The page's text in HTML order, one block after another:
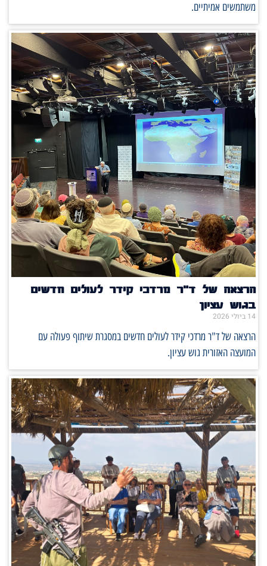
משתמשים אמיתיים.
הרצאה של ד"ר מרדכי קידר לעולים חדשים
בגוש עציון
14 ביולי 2026
הרצאה של ד"ר מרדכי קידר לעולים חדשים במסגרת שיתוף פעולה עם
המועצה האזורית גוש עציון.